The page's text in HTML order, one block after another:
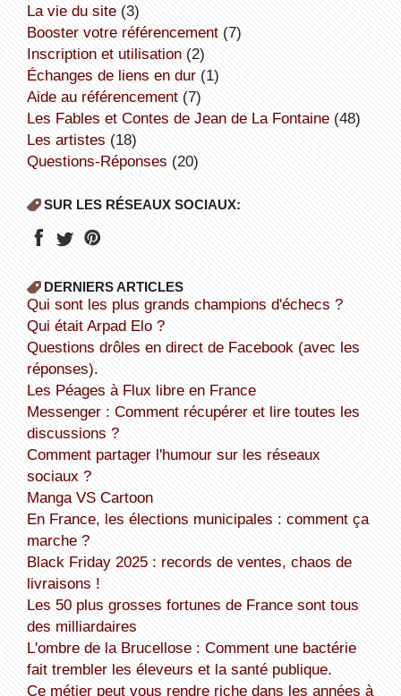
la vie du site(3)
booster votre référencement(7)
inscription et utilisation(2)
échanges de liens en dur(1)
aide au référencement(7)
Les Fables et Contes de Jean de La Fontaine(48)
Les artistes (18)
Questions-Réponses (20)
SUR LES RÉSEAUX SOCIAUX:
DERNIERS ARTICLES
Qui sont les plus grands champions d'échecs ?
Qui était Arpad Elo ?
Questions drôles en direct de Facebook (avec les
réponses).
Les Péages à Flux libre en France
Messenger : Comment récupérer et lire toutes les
discussions ?
Comment partager l'humour sur les réseaux
sociaux ?
Manga VS Cartoon
En France, les élections municipales : comment ça
marche ?
Black Friday 2025 : records de ventes, chaos de
livraisons !
Les 50 plus grosses fortunes de France sont tous
des milliardaires
L'ombre de la Brucellose : Comment une bactérie
fait trembler les éleveurs et la santé publique.
Ce métier peut vous rendre riche dans les années à